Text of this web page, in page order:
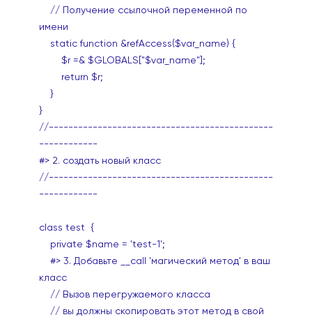
// Получение ссылочной переменной по
имени
static function &refAccess($var_name) {
$r =& $GLOBALS["$var_name"];
return $r;
}
}
//----------------------------------------------
------------
#> 2. создать новый класс
//----------------------------------------------
------------
class test {
private $name = 'test-1';
#> 3. Добавьте __call 'магический метод' в ваш
класс
// Вызов перегружаемого класса
// вы должны скопировать этот метод в свой